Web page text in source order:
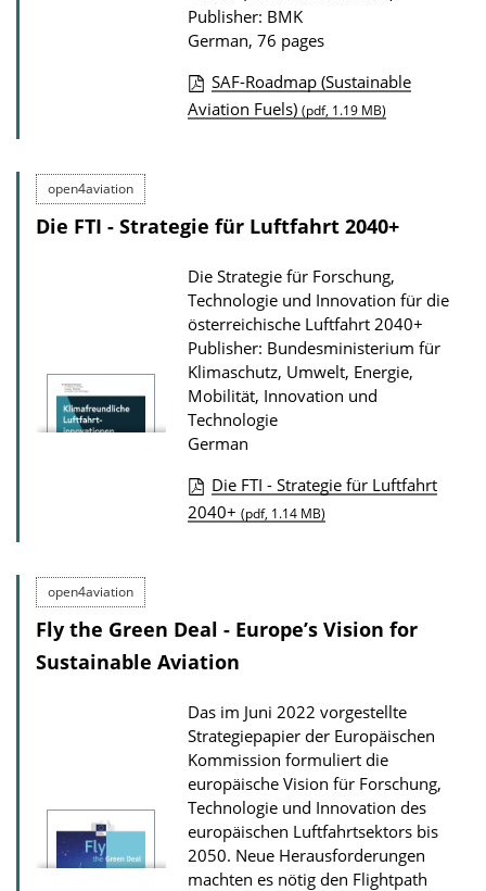
l
o
a
d
Publisher: BMK
German, 76 pages
P
i
a
t
i
o
n
D
o
w
a
d
SAF-Roadmap (Sustainable
Aviation Fuels) (pdf, 1.19 MB)
open4aviation
Die FTI - Strategie für Luftfahrt 2040+
Die Strategie für Forschung,
Technologie und Innovation für die
österreichische Luftfahrt 2040+
Publisher: Bundesministerium für
Klimaschutz, Umwelt, Energie,
Mobilität, Innovation und
Technologie
German
P
i
c
t
i
o
n
D
o
Die FTI - Strategie für Luftfahrt
2040+ (pdf, 1.14 MB)
open4aviation
Fly the Green Deal - Europe’s Vision for
Sustainable Aviation
Das im Juni 2022 vorgestellte
Strategiepapier der Europäischen
Kommission formuliert die
europäische Vision für Forschung,
Technologie und Innovation des
europäischen Luftfahrtsektors bis
2050. Neue Herausforderungen
machten es nötig den Flightpath